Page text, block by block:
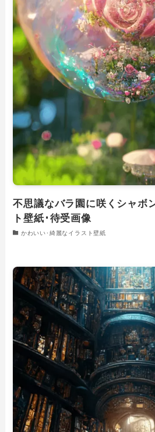
不思議なバラ園に咲くシャボ
ト壁紙･待受画像
かわいい･綺麗なイラスト壁紙